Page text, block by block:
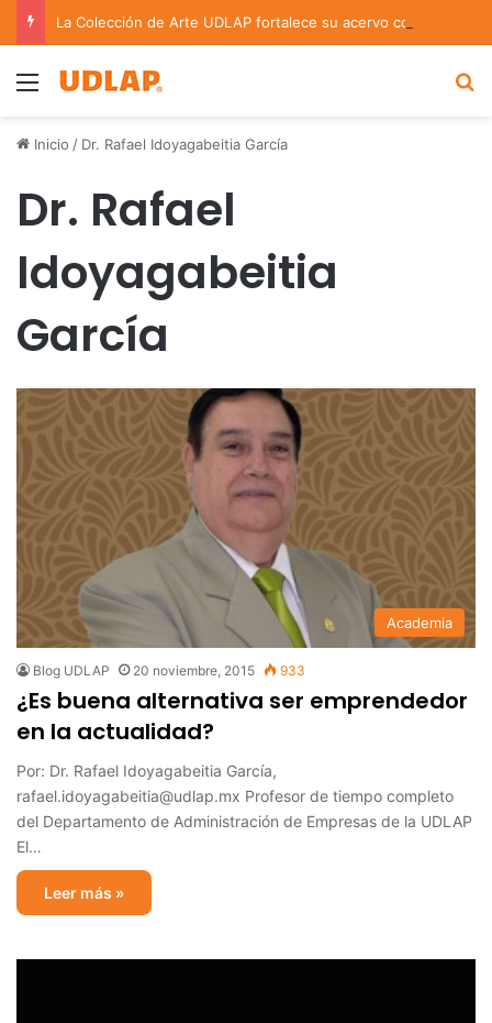
Menu
Inicio / Dr. Rafael Idoyagabeitia García
Dr. Rafael
Idoyagabeitia
García
Academia
Blog UDLAP 20 noviembre, 2015 933
¿Es buena alternativa ser emprendedor
en la actualidad?
Por: Dr. Rafael Idoyagabeitia García,
rafael.idoyagabeitia@udlap.mx Profesor de tiempo completo
del Departamento de Administración de Empresas de la UDLAP
El…
Leer más »